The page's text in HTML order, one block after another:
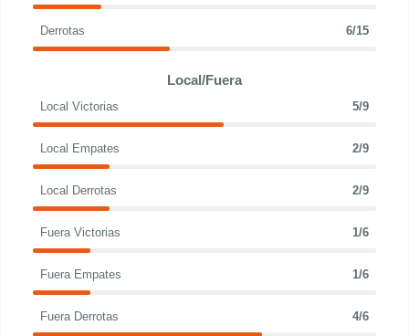
Derrotas 6/15
Local/Fuera
Local Victorias 5/9
Local Empates 2/9
Local Derrotas 2/9
Fuera Victorias 1/6
Fuera Empates 1/6
Fuera Derrotas 4/6